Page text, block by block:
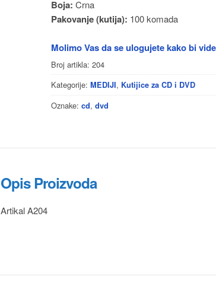
Boja: Crna
Pakovanje (kutija): 100 komada
Molimo Vas da se ulogujete kako bi
Broj artikla:204
Kategorije:MEDIJI, Kutijice za CD i DVD
Oznake:cd,dvd
Opis Proizvoda
Artikal A204